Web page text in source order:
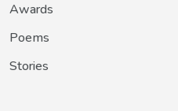
Awards
Poems
Stories